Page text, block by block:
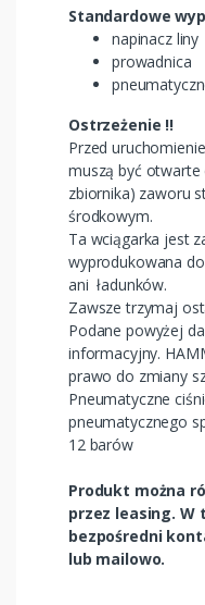
Standardowe
napinacz liny
prowadnica
Ostrzeżenie !!
Przed
muszą być
zbiornika) zaworu
środkowym.
Ta wciągarka jest
wyprodukowana
ani ładunków.
Zawsze trzymaj
Podane powyżej
informacyjny.
prawo do zmiany
Pneumatyczne
pneumatycznego
12 barów
Produkt można
przez leasing. W
bezpośredni
lub mailowo.